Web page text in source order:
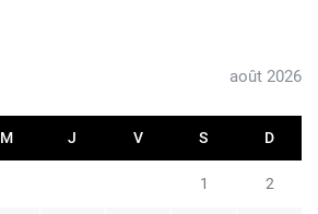
août 2026
M J V S D
1 2